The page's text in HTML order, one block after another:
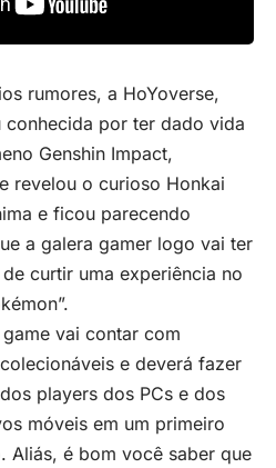
rumores, a HoYoverse,
conhecida por ter dado vida
Genshin Impact,
revelou o curioso Honkai
e ficou parecendo
a galera gamer logo vai ter
curtir uma experiência no
game vai contar com
e deverá fazer
players dos PCs e dos
móveis em um primeiro
Aliás, é bom você saber que